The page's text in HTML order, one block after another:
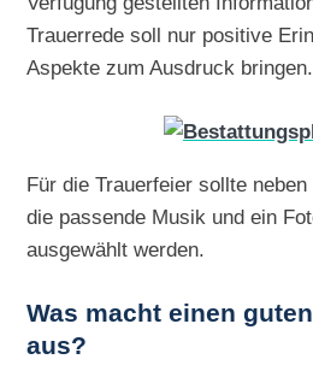
Trauerrede soll nur positive
Aspekte zum Ausdruck bringen.
Für die Trauerfeier sollte
die passende Musik und ein
ausgewählt werden.
Was macht einen
aus?